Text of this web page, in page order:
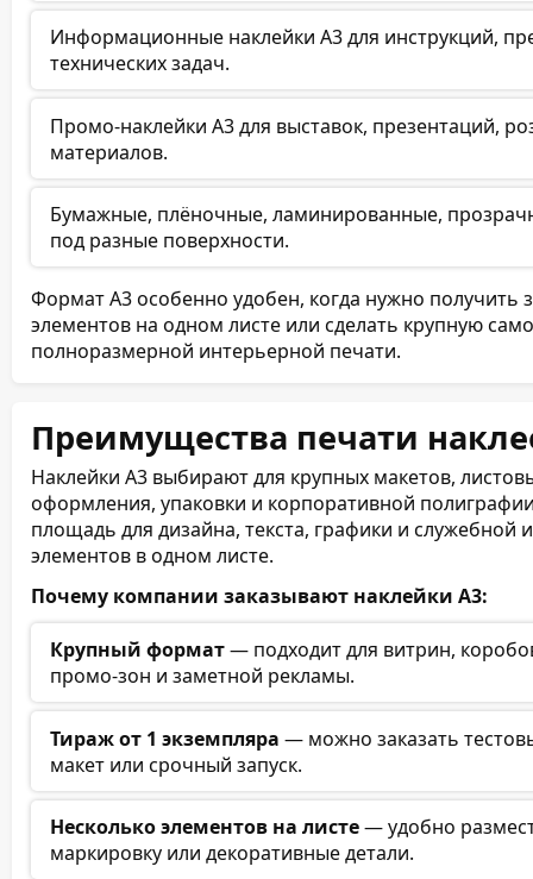
Информационные наклейки А3 для инструкций,
технических задач.
Промо-наклейки А3 для выставок, презентаций,
материалов.
Бумажные, плёночные, ламинированные,
под разные поверхности.
Формат А3 особенно удобен, когда нужно получить
элементов на одном листе или сделать крупную
полноразмерной интерьерной печати.
Преимущества печати
Наклейки А3 выбирают для крупных макетов,
оформления, упаковки и корпоративной
площадь для дизайна, текста, графики и
элементов в одном листе.
Почему компании заказывают наклейки А3:
Крупный формат— подходит для витрин,
промо-зон и заметной рекламы.
Тираж от 1 экземпляра — можно заказать
макет или срочный запуск.
Несколько элементов на листе— удобно
маркировку или декоративные детали.